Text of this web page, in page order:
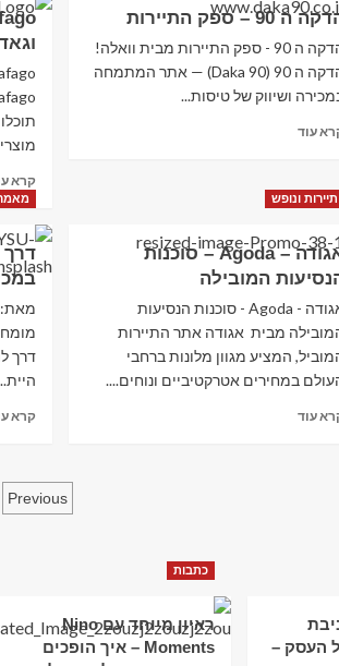
Dress
Lily
–
בגדים
במחירים
כייפים
ה 90 – ספק התיירות
הדקה ה 90 - ספק התיירות מבית וואלה!
הדקה ה 90 (Daka 90) — אתר המתמחה
ושיווק של טיסות...
עודRead
הדקה
ה
–
ספק
קרא
תיירות ונופש
אגודה – Agoda – סוכנות
המובילה
אגודה - Agoda - סוכנות הנסיעות
מבית אגודה אתר התיירות
המציע מגוון מלונות ברחבי
במחירים אטרקטיביים ונוחים....
עודRead
דרך
מאת:
דרך
קרא
Previous
העסק –
כתבות
ראיון מיוחד עם Nino
Moments – איך הופכים